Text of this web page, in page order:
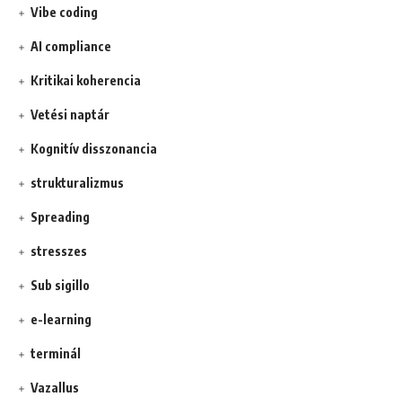
Vibe coding
AI compliance
Kritikai koherencia
Vetési naptár
Kognitív disszonancia
strukturalizmus
Spreading
stresszes
Sub sigillo
e-learning
terminál
Vazallus